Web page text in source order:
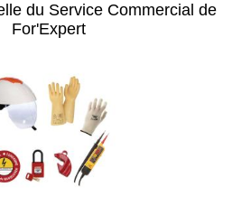
du Service Commercial de
For'Expert